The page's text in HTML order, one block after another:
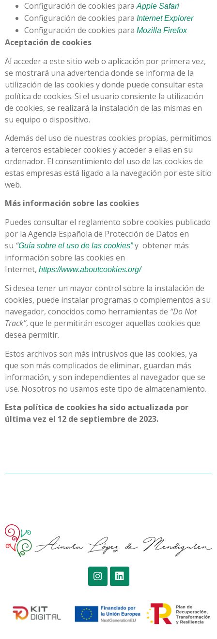
Configuración de cookies paraApple Safari
Configuración de cookies para Internet Explorer
Configuración de cookies para Mozilla Firefox
Aceptación de cookies
Al acceder a este sitio web o aplicación por primera vez,
se mostrará una advertencia donde se informa de la
utilización de las cookies y donde puede consultar esta
política de cookies. Si el usuario consiente la utilización
de cookies, se realizará la instalación de las mismas en
su equipo o dispositivo.
Además del uso de nuestras cookies propias, permitimos
a terceros establecer cookies y acceder a ellas en su
ordenador. El consentimiento del uso de las cookies de
estas empresas está ligado a la navegación por este sitio
web.
Más información sobre las cookies
Puedes consultar el reglamento sobre cookies publicado
por la Agencia Española de Protección de Datos en
su “Guía sobre el uso de las cookies”y obtener más
información sobre las cookies en
Internet, https://www.aboutcookies.org/
Si desea tener un mayor control sobre la instalación de
cookies, puede instalar programas o complementos a su
navegador, conocidos como herramientas de “Do Not
Track”, que le permitirán escoger aquellas cookies que
desea permitir.
Estos archivos son más intrusivos que las cookies, ya
que son más complicados de eliminar, guardan más
información, y son independientes al navegador que se
use. Nosotros no usamos este tipo de almacenamiento.
Esta política de cookies ha sido actualizada por
última vez el 12 de septiembre de 2023.